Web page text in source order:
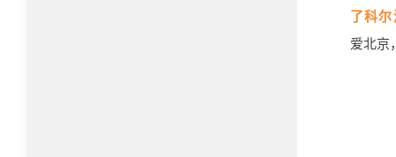
了科
爱北京